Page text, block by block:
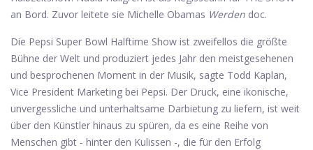
an Bord. Zuvor leitete sie Michelle Obamas Werden doc.
Die Pepsi Super Bowl Halftime Show ist zweifellos die größte
Bühne der Welt und produziert jedes Jahr den meistgesehenen
und besprochenen Moment in der Musik, sagte Todd Kaplan,
Vice President Marketing bei Pepsi. Der Druck, eine ikonische,
unvergessliche und unterhaltsame Darbietung zu liefern, ist weit
über den Künstler hinaus zu spüren, da es eine Reihe von
Menschen gibt - hinter den Kulissen -, die für den Erfolg